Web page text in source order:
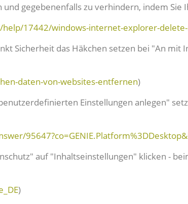
gegebenenfalls zu verhindern, indem
17442/windows-internet-explorer-
Sicherheit das Häkchen setzen bei "An
daten-von-websites-entfernen)
Einstellungen anlegen"
auf "Inhaltseinstellungen" klicken -
)